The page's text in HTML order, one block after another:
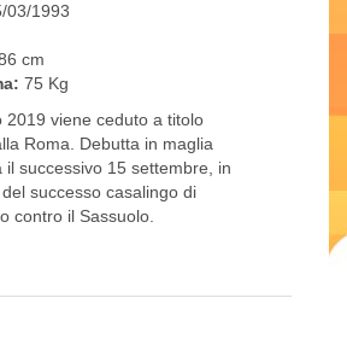
03/1993
cm
75 Kg
2019 viene ceduto a titolo
Roma. Debutta in maglia
il successivo 15 settembre, in
successo casalingo di
contro il Sassuolo.